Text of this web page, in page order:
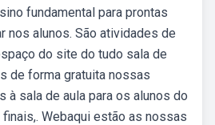
fundamental para prontas
nos alunos. São atividades de
do site do tudo sala de
de forma gratuita nossas
à sala de aula para os alunos do
Webaqui estão as nossas